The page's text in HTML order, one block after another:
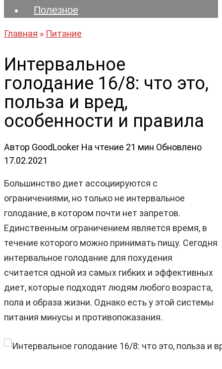
Полезноe
Главная » Питание
Интервальное
голодание 16/8: что это,
польза и вред,
особенности и правила
Автор GoodLooker На чтение 21 мин Обновлено
17.02.2021
Большинство диет ассоциируются с
ограничениями, но только не интервальное
голодание, в котором почти нет запретов.
Единственным ограничением является время, в
течение которого можно принимать пищу. Сегодня
интервальное голодание для похудения
считается одной из самых гибких и эффективных
диет, которые подходят людям любого возраста,
пола и образа жизни. Однако есть у этой системы
питания минусы и противопоказания.